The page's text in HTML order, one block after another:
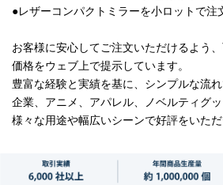
●レザーコンパクトミラーを小ロットで注
お客様に安心してご注文いただけるよう
価格をウェブ上で提示しています。
豊富な経験と実績を基に、シンプルな流れ
企業、アニメ、アパレル、ノベルティグッ
様々な用途や幅広いシーンで好評をいただ